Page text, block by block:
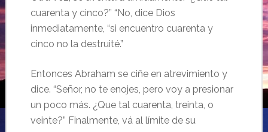
cuarenta y cinco?” “No, dice Dios
inmediatamente, “si encuentro cuarenta y
cinco no la destruité.”
Entonces Abraham se ciñe en atrevimiento y
dice. “Señor, no te enojes, pero voy a presionar
un poco más. ¿Que tal cuarenta, treinta, o
veinte?” Finalmente, vá al límite de su